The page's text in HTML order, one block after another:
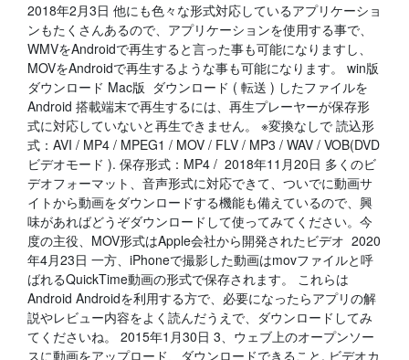
2018年2月3日 他にも色々な形式対応しているアプリケーショ
ンもたくさんあるので、アプリケーションを使用する事で、
WMVをAndroidで再生すると言った事も可能になりますし、
MOVをAndroidで再生するような事も可能になります。 win版
ダウンロード Mac版 ダウンロード ( 転送 ) したファイルを
Android 搭載端末で再生するには、再生プレーヤーが保存形
式に対応していないと再生できません。 ※変換なしで 読込形
式：AVI / MP4 / MPEG1 / MOV / FLV / MP3 / WAV / VOB(DVD
ビデオモード ). 保存形式：MP4 / 2018年11月20日 多くのビ
デオフォーマット、音声形式に対応できて、ついでに動画サ
イトから動画をダウンロードする機能も備えているので、興
味があればどうぞダウンロードして使ってみてください。今
度の主役、MOV形式はApple会社から開発されたビデオ 2020
年4月23日 一方、iPhoneで撮影した動画はmovファイルと呼
ばれるQuickTime動画の形式で保存されます。 これらは
Android Androidを利用する方で、必要になったらアプリの解
説やレビュー内容をよく読んだうえで、ダウンロードしてみ
てくださいね。 2015年1月30日 3、ウェブ上のオープンソー
スに動画をアップロード、ダウンロードできること. ビデオカ